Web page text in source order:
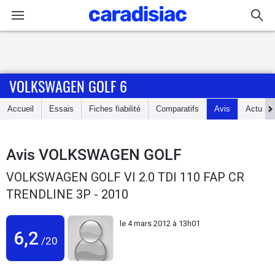
Accueil
Essais
Guide
d'achat
Utilitaires
VOLKSWAGEN GOLF 6
Accueil Essais Fiches fiabilité Comparatifs Avis Actu
Avis VOLKSWAGEN GOLF
VOLKSWAGEN GOLF VI 2.0 TDI 110 FAP CR
TRENDLINE 3P - 2010
6,2 /20
le 4 mars 2012 à 13h01